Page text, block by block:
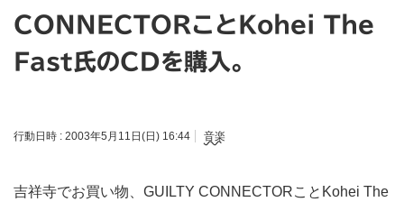
CONNECTORことKohei The
Fast氏のCDを購入。
行動日時 : 2003年5月11日(日) 16:44 音楽
吉祥寺でお買い物、GUILTY CONNECTORことKohei The